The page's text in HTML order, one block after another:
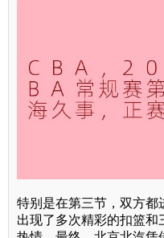
特别是在第三节，双方都
出现了多次精彩的扣篮和